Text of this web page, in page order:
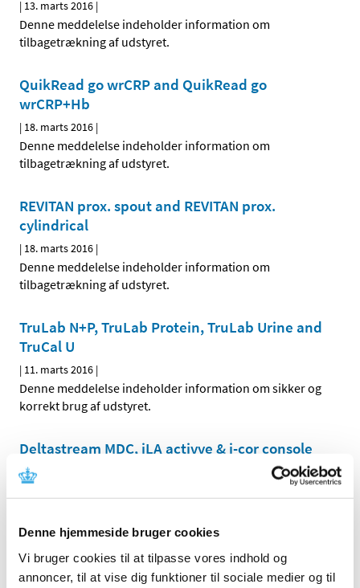
Denne hjemmeside bruger cookies
Vi bruger cookies til at tilpasse vores indhold og
annoncer, til at vise dig funktioner til sociale medier og til
| 13. marts 2016 |
Denne meddelelse indeholder information om
tilbagetrækning af udstyret.
QuikRead go wrCRP and QuikRead go
wrCRP+Hb
| 18. marts 2016 |
Denne meddelelse indeholder information om
tilbagetrækning af udstyret.
REVITAN prox. spout and REVITAN prox.
cylindrical
| 18. marts 2016 |
Denne meddelelse indeholder information om
tilbagetrækning af udstyret.
TruLab N+P, TruLab Protein, TruLab Urine and
TruCal U
| 11. marts 2016 |
Denne meddelelse indeholder information om sikker og
korrekt brug af udstyret.
Deltastream MDC, iLA activve & i-cor console
|21. marts 2016
Denne meddelelse indeholder information om fejl ved
Dimension Vista System - Blood Urea Nitrogen
(BUN) Flex Reagent Cartridge